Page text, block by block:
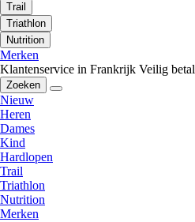
Trail
Triathlon
Nutrition
Merken
Klantenservice in Frankrijk Veilig
Zoeken
Nieuw
Heren
Dames
Kind
Hardlopen
Trail
Triathlon
Nutrition
Merken